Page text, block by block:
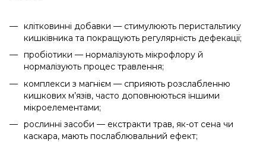
клітковинні добавки — стимулюють перистальтику
кишківника та покращують регулярність дефекації;
пробіотики — нормалізують мікрофлору й
нормалізують процес травлення;
комплекси з магнієм — сприяють розслабленню
кишкових м’язів, часто доповнюються іншими
мікроелементами;
рослинні засоби — екстракти трав, як-от сена чи
каскара, мають послаблювальний ефект;